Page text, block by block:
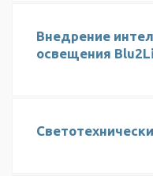
Внедрение
освещения